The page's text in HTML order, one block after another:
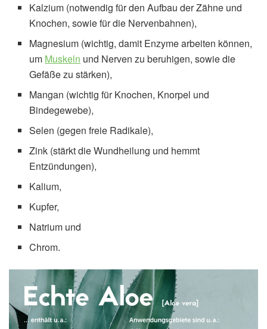
Kalzium (notwendig für den Aufbau der Zähne und
Knochen, sowie für die Nervenbahnen),
Magnesium (wichtig, damit Enzyme arbeiten können,
um Muskeln und Nerven zu beruhigen, sowie die
Gefäße zu stärken),
Mangan (wichtig für Knochen, Knorpel und
Bindegewebe),
Selen (gegen freie Radikale),
Zink (stärkt die Wundheilung und hemmt
Entzündungen),
Kalium,
Kupfer,
Natrium und
Chrom.